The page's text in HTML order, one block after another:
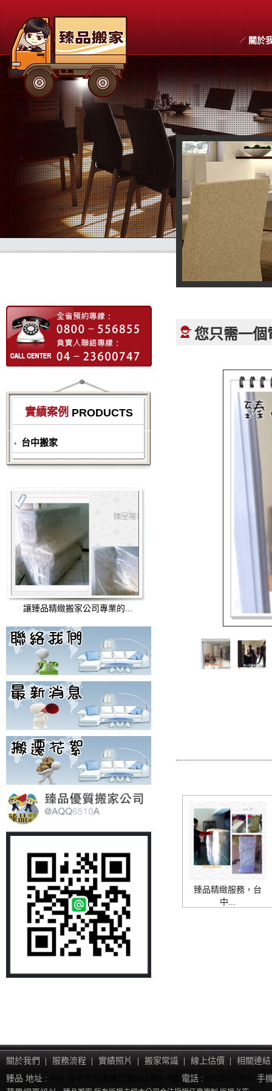
關於
搬家
實績案例 PRODUCTS
台中搬家
讓臻品精緻搬家公司專業的...
您只需一個
臻品精緻服務，台
中...
關於我們 服務流程 實績照片 搬家常識 線上估價
相關連結
臻品 地址 :
電話 :
手